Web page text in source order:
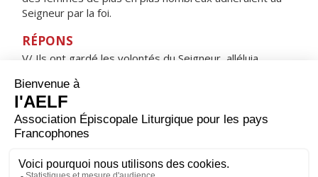
Seigneur par la foi.
RÉPONS
V/ Ils ont gardé les volontés du Seigneur, alléluia,
ORAISON
Tu nous réjouis, chaque année, Seigneur, par la fête des
Apôtres Philippe et Jacques ; accorde-nous, à leur
de ton Fils afin de parvenir à la contemplation de ta